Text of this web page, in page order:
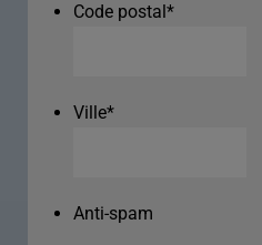
Code postal*
Ville*
Anti-spam